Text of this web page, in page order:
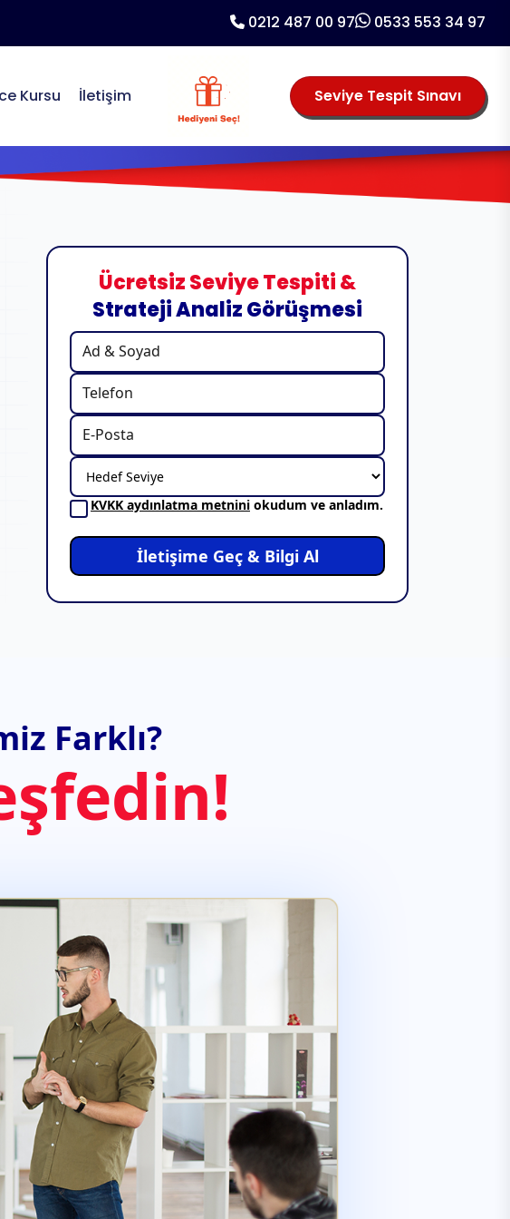
0212 487 00 97 0533 553 34 97
Kursu İletişim Seviye Tespit Sınavı
Ücretsiz Seviye Tespiti &
Strateji Analiz Görüşmesi
KVKK aydınlatma metnini okudum ve anladım.
İletişime Geç & Bilgi Al
Farklı?